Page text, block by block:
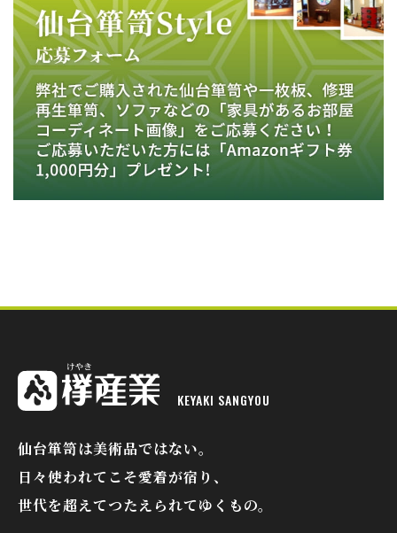
KEYAKI SANGYOU
仙台箪笥は美術品ではない。
日々使われてこそ愛着が宿り、
世代を超えてつたえられてゆくもの。